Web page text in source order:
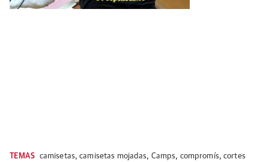
TEMAS camisetas,camisetas mojadas, Camps, compromís,cortes